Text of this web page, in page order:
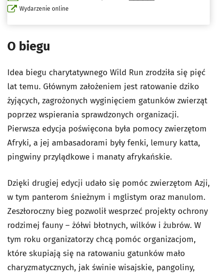
Wydarzenie online
O biegu
Idea biegu charytatywnego Wild Run zrodziła się pięć
lat temu. Głównym założeniem jest ratowanie dziko
żyjących, zagrożonych wyginięciem gatunków zwierząt
poprzez wspierania sprawdzonych organizacji.
Pierwsza edycja poświęcona była pomocy zwierzętom
Afryki, a jej ambasadorami były fenki, lemury katta,
pingwiny przylądkowe i manaty afrykańskie.
Dzięki drugiej edycji udało się pomóc zwierzętom Azji,
w tym panterom śnieżnym i mglistym oraz manulom.
Zeszłoroczny bieg pozwolił wesprzeć projekty ochrony
rodzimej fauny – żółwi błotnych, wilków i żubrów. W
tym roku organizatorzy chcą pomóc organizacjom,
które skupiają się na ratowaniu gatunków mało
charyzmatycznych, jak świnie wisajskie, pangoliny,